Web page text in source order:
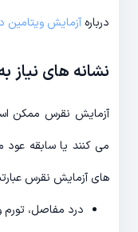
درباره آزمایش ویتامین
نشانه های نیاز
آزمایش نقرس ممکن
می کنند یا سابقه
های آزمایش نقرس
درد مفاصل،